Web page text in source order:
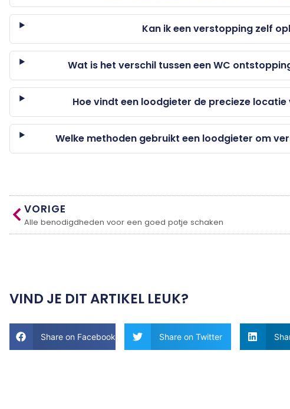
Kan ik een verstopping zelf
Wat is het verschil tussen een WC
Hoe vindt een loodgieter de precieze
Welke methoden gebruikt een loodgieter om
VORIGE
Alle benodigdheden voor een goed potje schaken
VIND JE DIT ARTIKEL LEUK?
Share on Facebook Share on Twitter